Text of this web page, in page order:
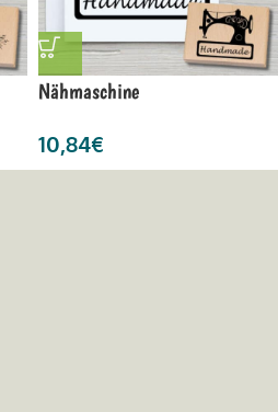
Nähmaschine
10,84€